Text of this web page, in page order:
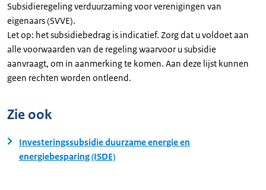
Subsidieregeling verduurzaming voor verenigingen van
eigenaars (SVVE).
Let op: het subsidiebedrag is indicatief. Zorg dat u voldoet aan
alle voorwaarden van de regeling waarvoor u subsidie
aanvraagt, om in aanmerking te komen. Aan deze lijst kunnen
geen rechten worden ontleend.
Zie ook
Investeringssubsidie duurzame energie en
energiebesparing (ISDE)